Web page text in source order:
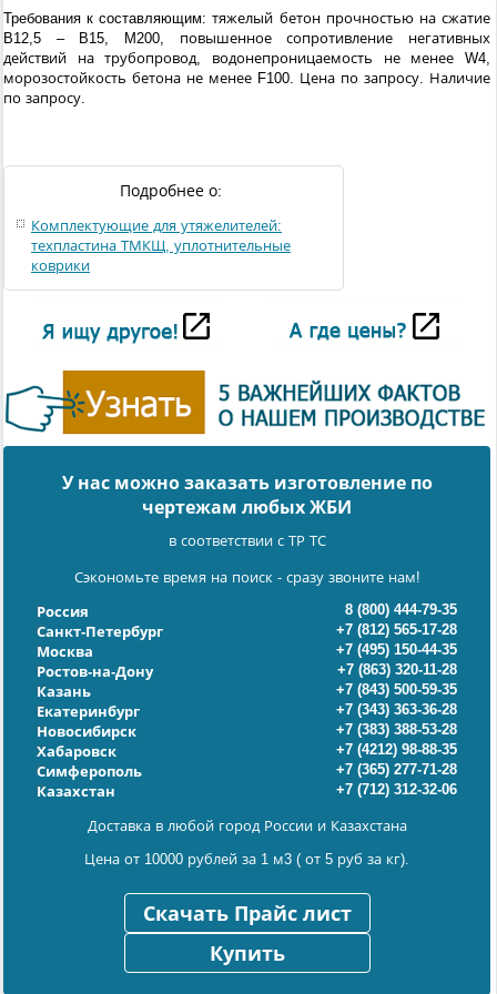
Требования к составляющим:тяжелый бетон прочностью на сжатие
B12,5 – B15, M200, повышенное сопротивление негативных
действий на трубопровод, водонепроницаемость не менее W4,
морозостойкость бетона не менее F100. Цена по запросу. Наличие
по запросу.
Подробнее о:
Комплектующие для утяжелителей:
техпластина ТМКЩ, уплотнительные
коврики
У нас можно заказать изготовление по
чертежам любых ЖБИ
в соответствии с ТР ТС
Сэкономьте время на поиск - сразу звоните нам!
Россия
8 (800) 444-79-35
Санкт-Петербург
+7 (812) 565-17-28
Москва
+7 (495) 150-44-35
Ростов-на-Дону
+7 (863) 320-11-28
Казань
+7 (843) 500-59-35
Екатеринбург
+7 (343) 363-36-28
Новосибирск
+7 (383) 388-53-28
Хабаровск
+7 (4212) 98-88-35
Симферополь
+7 (365) 277-71-28
Казахстан
+7 (712) 312-32-06
Доставка в любой город России и Казахстана
Цена от 10000 рублей за 1 м3 ( от 5 руб за кг).
Скачать Прайс лист
Купить